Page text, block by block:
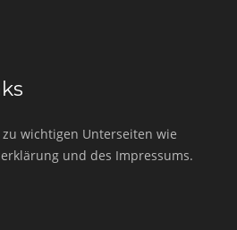
wichtigen Unterseiten wie
und des Impressums.